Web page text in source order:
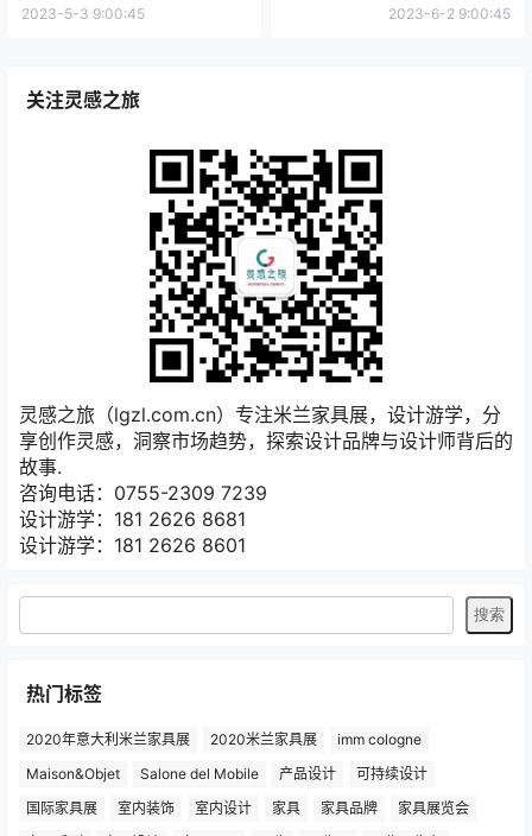
2023-5-3 9:00:45 2023-6-2 9:00:45
关注灵感之旅
灵感之旅（lgzl.com.cn）专注米兰家具展，设计游学，分
享创作灵感，洞察市场趋势，探索设计品牌与设计师背后的
故事.
咨询电话：0755-2309 7239
设计游学：181 2626 8681
设计游学：181 2626 8601
热门标签
2020年意大利米兰家具展 2020米兰家具展
imm cologne
Maison&Objet
Salone del Mobile 产品设计
可持续设计
国际家具展
室内装饰 室内设计 家具 家具品牌
家具展览会